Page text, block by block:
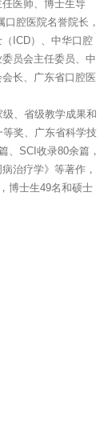
医师、博士生导
腔医院名誉院长，
ICD）、中华口腔
员会主任委员、中
长、广东省口腔医
、省级教学成果和
奖、广东省科学技
、SCI收录80余篇，
治疗学》等著作，
博士生49名和硕士